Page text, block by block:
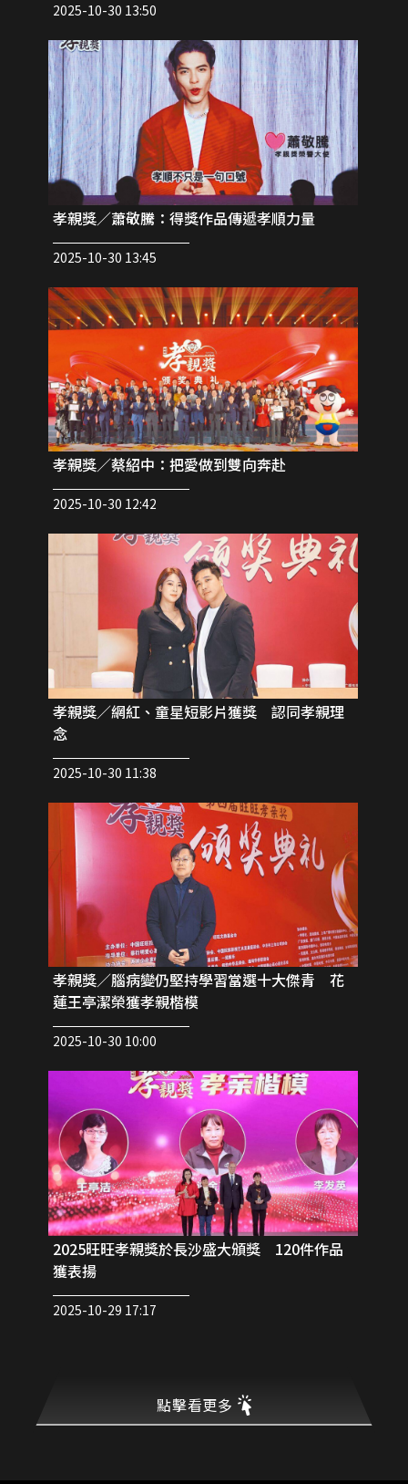
2025-10-30 13:50
孝親獎／蕭敬騰：得獎作品傳遞孝順力量
2025-10-30 13:45
孝親獎／蔡紹中：把愛做到雙向奔赴
2025-10-30 12:42
孝親獎／網紅、童星短影片獲獎 認同孝親理
念
2025-10-30 11:38
孝親獎／腦病變仍堅持學習當選十大傑青 花
蓮王亭潔榮獲孝親楷模
2025-10-30 10:00
2025旺旺孝親獎於長沙盛大頒獎 120件作品
獲表揚
2025-10-29 17:17
點擊看更多